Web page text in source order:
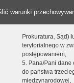
warunki
Prokuratura, Sąd)
terytorialnego w
postępowaniem,
5. Pana/Pani dane
do państwa
międzynarodowej,